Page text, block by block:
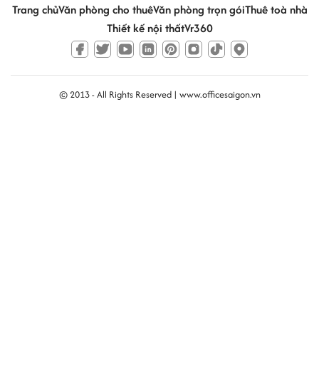
Trang chủVăn phòng cho thuêVăn phòng trọn góiThuê toà nhà
Thiết kế nội thấtVr360
© 2013 - All Rights Reserved | www.officesaigon.vn